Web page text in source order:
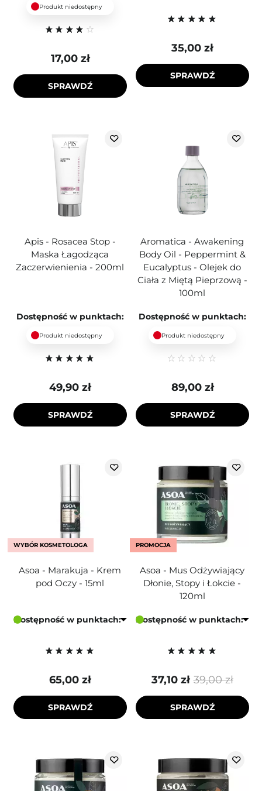
Produkt niedostępny
17,00 zł
SPRAWDŹ
35,00 zł
SPRAWDŹ
Apis - Rosacea Stop -
Maska Łagodząca
Zaczerwienienia - 200ml
Dostępność w punktach:
Produkt niedostępny
49,90 zł
SPRAWDŹ
Aromatica - Awakening
Body Oil - Peppermint &
Eucalyptus - Olejek do
Ciała z Miętą Pieprzową -
100ml
Dostępność w punktach:
Produkt niedostępny
89,00 zł
SPRAWDŹ
WYBÓR KOSMETOLOGA
Asoa - Marakuja - Krem
pod Oczy - 15ml
Dostępność w punktach:
65,00 zł
SPRAWDŹ
PROMOCJA
Asoa - Mus Odżywiający
Dłonie, Stopy i Łokcie -
120ml
Dostępność w punktach:
39,00 zł
37,10 zł
SPRAWDŹ